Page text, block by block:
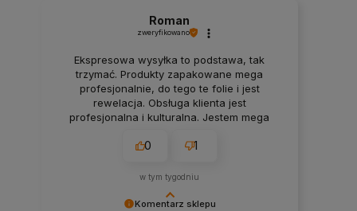
Komentarz sklepu
Roman
zweryfikowano
Ekspresowa wysyłka to podstawa, tak
trzymać. Produkty zapakowane mega
profesjonalnie, do tego te folie i jest
rewelacja. Obsługa klienta jest
profesjonalna i kulturalna. Jestem mega
0 1
w tym tygodniu